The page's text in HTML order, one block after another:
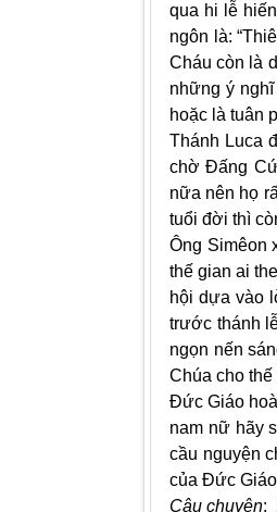
qua hi lễ
ngôn là:
Cháu còn là
những ý
hoặc là tuân
Thánh Luca
chờ Đấng
nữa nên họ
tuổi đời thì
Ông Simêon
thế gian ai
hội dựa vào
trước thánh
ngọn nến
Chúa cho thế
Đức Giáo
nam nữ hãy
cầu nguyện
của Đức
Câu chuyện: